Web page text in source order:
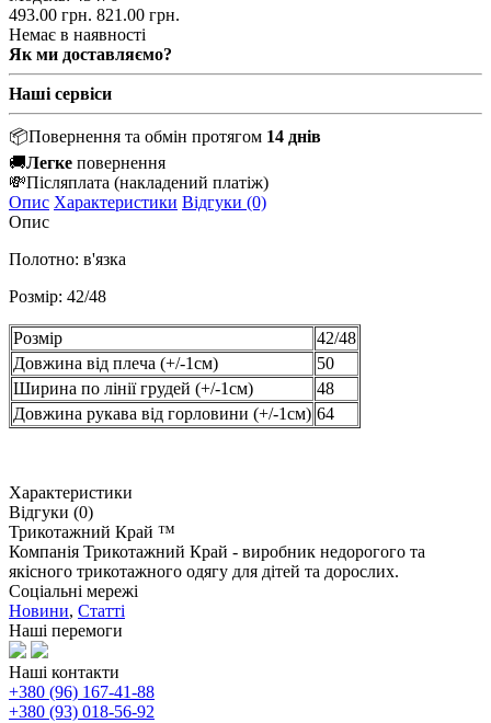
493.00 грн. 821.00 грн.
Немає в наявності
Як ми доставляємо?
Наші сервіси
📦Повернення та обмін протягом 14 днів
🚚Легке повернення
💸Післяплата (накладений платіж)
Опис Характеристики Відгуки (0)
Опис
Полотно: в'язка
Розмір: 42/48
Розмір
42/48
Довжина від плеча (+/-1см)
50
Ширина по лінії грудей (+/-1см)
48
Довжина рукава від горловини (+/-1см) 64
Характеристики
Відгуки (0)
Трикотажний Край ™
Компанія Трикотажний Край - виробник недорогого та
якісного трикотажного одягу для дітей та дорослих.
Соціальні мережі
Новини, Статті
Наші перемоги
Наші контакти
+380 (96) 167-41-88
+380 (93) 018-56-92